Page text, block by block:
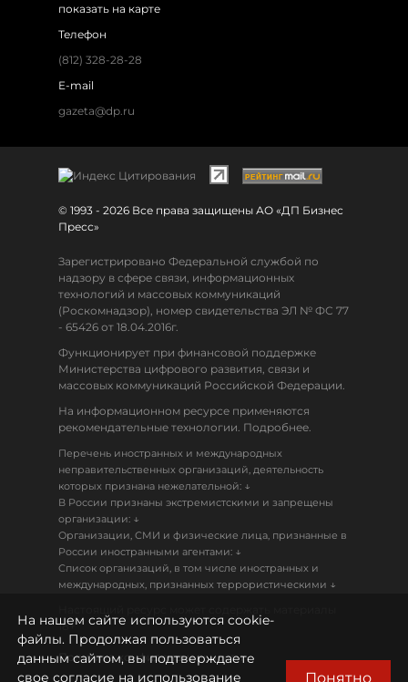
показать на карте
Телефон
(812) 328-28-28
E-mail
gazeta@dp.ru
© 1993 - 2026 Все права защищены АО «ДП Бизнес
Пресс»
Зарегистрировано Федеральной службой по
надзору в сфере связи, информационных
технологий и массовых коммуникаций
(Роскомнадзор), номер свидетельства ЭЛ № ФС 77
- 65426 от 18.04.2016г.
Функционирует при финансовой поддержке
Министерства цифрового развития, связи и
массовых коммуникаций Российской Федерации.
На информационном ресурсе применяются
рекомендательные технологии. Подробнее.
Перечень иностранных и международных
неправительственных организаций, деятельность
которых признана нежелательной: ↓
В России признаны экстремистскими и запрещены
организации: ↓
Организации, СМИ и физические лица, признанные в
России иностранными агентами: ↓
Список организаций, в том числе иностранных и
международных, признанных террористическими ↓
18+
Политика конфиденциальности
На нашем сайте используются cookie-
файлы. Продолжая пользоваться
данным сайтом, вы подтверждаете
свое согласие на использование
Понятно